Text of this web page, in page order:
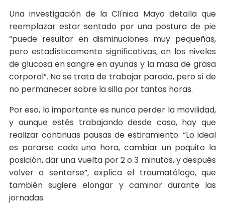
Una investigación de la Clínica Mayo detalla que
reemplazar estar sentado por una postura de pie
“puede resultar en disminuciones muy pequeñas,
pero estadísticamente significativas, en los niveles
de glucosa en sangre en ayunas y la masa de grasa
corporal”. No se trata de trabajar parado, pero sí de
no permanecer sobre la silla por tantas horas.
Por eso, lo importante es nunca perder la movilidad,
y aunque estés trabajando desde casa, hay que
realizar continuas pausas de estiramiento. “Lo ideal
es pararse cada una hora, cambiar un poquito la
posición, dar una vuelta por 2 o 3 minutos, y después
volver a sentarse”, explica el traumatólogo, que
también sugiere elongar y caminar durante las
jornadas.